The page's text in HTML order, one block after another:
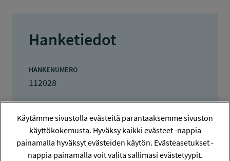
Hanketiedot
HANKENUMERO
112028
HAKIJA
Johanna Holopainen
TOTEUTTAJA
Johanna Holopainen
Käytämme sivustolla evästeitä parantaaksemme sivuston
käyttökokemusta. Hyväksy kaikki evästeet -nappia
painamalla hyväksyt evästeiden käytön. Evästeasetukset -
nappia painamalla voit valita sallimasi evästetyypit.